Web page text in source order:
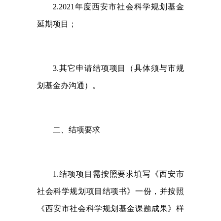
2.2021 年度西安市社会科学规划基金
延期项目；
3.其它申请结项项目（具体须与市规
划基金办沟通）。
二、结项要求
1.结项项目需按照要求填写《西安市
社会科学规划项目结项书》一份，并按照
《西安市社会科学规划基金课题成果》样